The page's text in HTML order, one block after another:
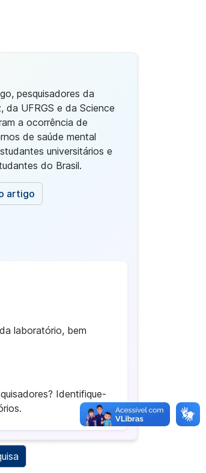
pesquisadores da
da UFRGS e da Science
a ocorrência de
de saúde mental
universitários e
do Brasil.
artigo
laboratório, bem
Identifique-